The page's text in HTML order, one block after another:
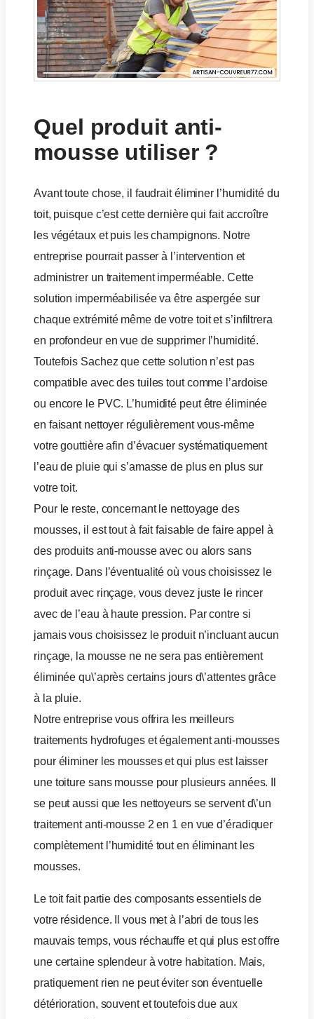
Quel produit anti-
mousse utiliser ?
Avant toute chose, il faudrait éliminer l’humidité du
toit, puisque c’est cette dernière qui fait accroître
les végétaux et puis les champignons. Notre
entreprise pourrait passer à l’intervention et
administrer un traitement imperméable. Cette
solution imperméabilisée va être aspergée sur
chaque extrémité même de votre toit et s’infiltrera
en profondeur en vue de supprimer l’humidité.
Toutefois Sachez que cette solution n’est pas
compatible avec des tuiles tout comme l’ardoise
ou encore le PVC. L’humidité peut être éliminée
en faisant nettoyer régulièrement vous-même
votre gouttière afin d’évacuer systématiquement
l’eau de pluie qui s’amasse de plus en plus sur
votre toit.
Pour le reste, concernant le nettoyage des
mousses, il est tout à fait faisable de faire appel à
des produits anti-mousse avec ou alors sans
rinçage. Dans l’éventualité où vous choisissez le
produit avec rinçage, vous devez juste le rincer
avec de l’eau à haute pression. Par contre si
jamais vous choisissez le produit n’incluant aucun
rinçage, la mousse ne ne sera pas entièrement
éliminée qu\’après certains jours d\’attentes grâce
à la pluie.
Notre entreprise vous offrira les meilleurs
traitements hydrofuges et également anti-mousses
pour éliminer les mousses et qui plus est laisser
une toiture sans mousse pour plusieurs années. Il
se peut aussi que les nettoyeurs se servent d\’un
traitement anti-mousse 2 en 1 en vue d’éradiquer
complètement l’humidité tout en éliminant les
mousses.
Le toit fait partie des composants essentiels de
votre résidence. Il vous met à l’abri de tous les
mauvais temps, vous réchauffe et qui plus est offre
une certaine splendeur à votre habitation. Mais,
pratiquement rien ne peut éviter son éventuelle
détérioration, souvent et toutefois due aux